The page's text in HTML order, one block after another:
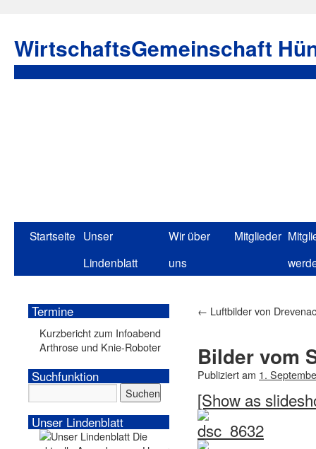
WirtschaftsGemeinschaft
Startseite Unser
Lindenblatt
Wir über
uns
Mitglieder
← Luftbilder von
Bilder vom
Publiziert am 1.
[Show as
Termine
Kurzbericht zum Infoabend
Arthrose und Knie-Roboter
Suchfunktion
Unser Lindenblatt